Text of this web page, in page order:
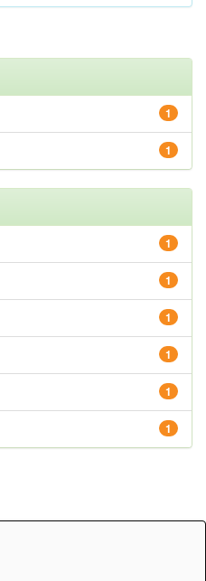
1
1
1
1
1
1
1
1